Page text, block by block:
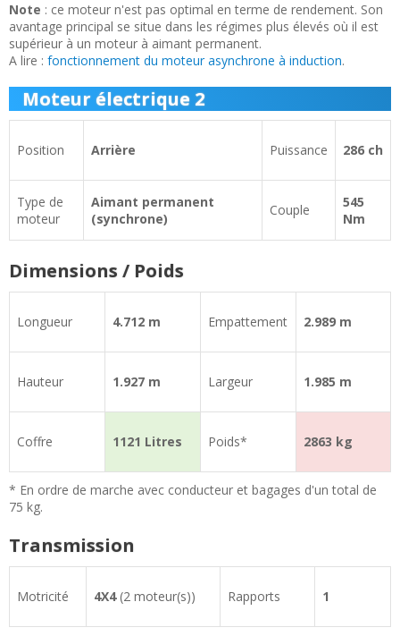
Note : ce moteur n'est pas optimal en terme de rendement. Son
avantage principal se situe dans les régimes plus élevés où il est
supérieur à un moteur à aimant permanent.
A lire : fonctionnement du moteur asynchrone à induction.
Moteur électrique 2
Position Arrière Puissance 286 ch
Type de
moteur
Aimant permanent
(synchrone)
Couple
545
Nm
Dimensions / Poids
Longueur 4.712 m Empattement 2.989 m
Hauteur 1.927 m Largeur 1.985 m
Coffre 1121 Litres Poids* 2863 kg
* En ordre de marche avec conducteur et bagages d'un total de
75 kg.
Transmission
Motricité 4X4(2 moteur(s)) Rapports 1